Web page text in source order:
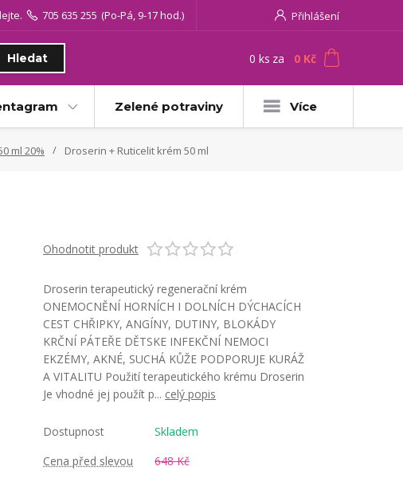
Přihlášení
Hledat
705 635 255 (Po-Pá, 9-17 hod.)
0 ks za 0 Kč
Zelené potraviny Více
ml 20% Droserin + Ruticelit krém 50 ml
Ohodnotit produkt
Droserin terapeutický regenerační krém
ONEMOCNĚNÍ HORNÍCH I DOLNÍCH DÝCHACÍCH
CEST CHŘIPKY, ANGÍNY, DUTINY, BLOKÁDY
KRČNÍ PÁTEŘE DĚTSKE INFEKČNÍ NEMOCI
EKZÉMY, AKNÉ, SUCHÁ KŮŽE PODPORUJE KURÁŽ
A VITALITU Použití terapeutického krému Droserin
Je vhodné jej použít p... celý popis
Dostupnost
Skladem
Cena před slevou
648 Kč